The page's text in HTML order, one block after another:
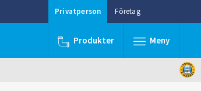
Privatperson Företag
Produkter Meny